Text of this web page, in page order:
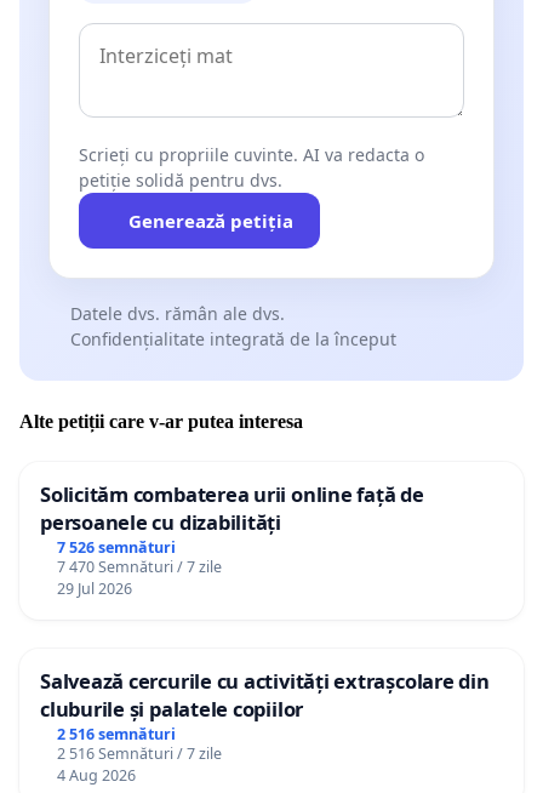
Scrieți cu propriile cuvinte. AI va redacta o
petiție solidă pentru dvs.
Generează petiția
Datele dvs. rămân ale dvs.
Confidențialitate integrată de la început
Alte petiții care v-ar putea interesa
Solicităm combaterea urii online față de
persoanele cu dizabilități
7 526 semnături
7 470 Semnături / 7 zile
29 Jul 2026
Salvează cercurile cu activități extrașcolare din
cluburile și palatele copiilor
2 516 semnături
2 516 Semnături / 7 zile
4 Aug 2026